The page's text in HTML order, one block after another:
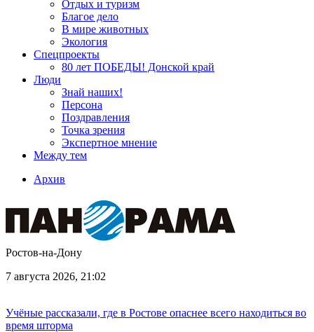
Отдых и туризм
Благое дело
В мире животных
Экология
Спецпроекты
80 лет ПОБЕДЫ! Донской край
Люди
Знай наших!
Персона
Поздравления
Точка зрения
Экспертное мнение
Между тем
Архив
Ростов-на-Дону
7 августа 2026, 21:02
Учёные рассказали, где в Ростове опаснее всего находиться во
время шторма